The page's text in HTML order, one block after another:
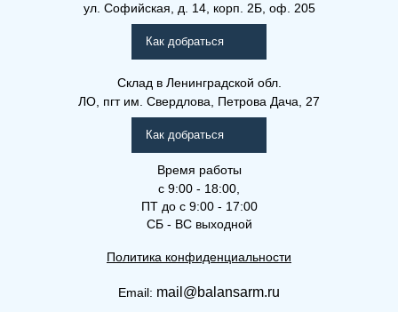
ул. Софийская, д. 14, корп. 2Б, оф. 205
Как добраться
Склад в Ленинградской обл.
ЛО, пгт им. Свердлова, Петрова Дача, 27
Как добраться
Время работы
с 9:00 - 18:00,
ПТ до с 9:00 - 17:00
СБ - ВС выходной
Политика конфиденциальности
Email: mail@balansarm.ru